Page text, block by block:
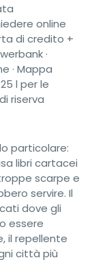
online
di credito +
·
· Mappa
l per le
riserva
particolare:
libri cartacei
scarpe e
servire. Il
dove gli
essere
il repellente
città più